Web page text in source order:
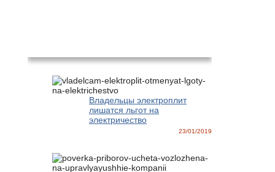
Владельцы электроплит
лишатся льгот на
электричество
23/01/2019